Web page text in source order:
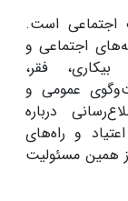
اجتماعی است.
اجتماعی و
بیکاری، فقر،
عمومی و
درباره
و راه‌های
همین مسئولیت